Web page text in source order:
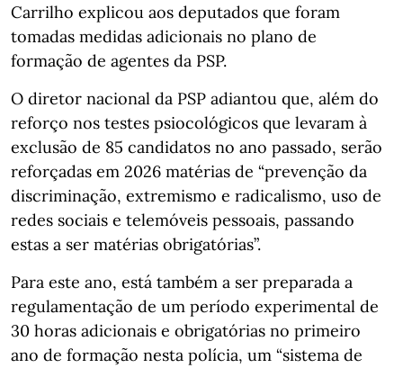
Carrilho explicou aos deputados que foram
tomadas medidas adicionais no plano de
formação de agentes da PSP.
O diretor nacional da PSP adiantou que, além do
reforço nos testes psiocológicos que levaram à
exclusão de 85 candidatos no ano passado, serão
reforçadas em 2026 matérias de “prevenção da
discriminação, extremismo e radicalismo, uso de
redes sociais e telemóveis pessoais, passando
estas a ser matérias obrigatórias”.
Para este ano, está também a ser preparada a
regulamentação de um período experimental de
30 horas adicionais e obrigatórias no primeiro
ano de formação nesta polícia, um “sistema de